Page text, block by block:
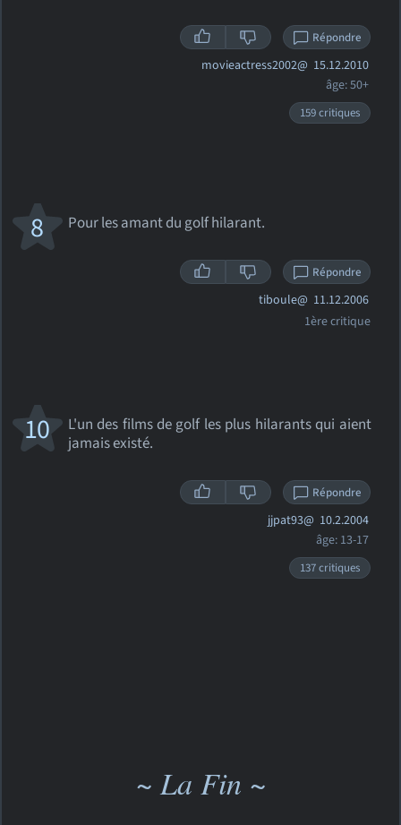
Répondre
movieactress2002@ 15.12.2010
âge: 50+
159 critiques
Pour les amant du golf hilarant.
8
Répondre
tiboule@ 11.12.2006
1ère critique
L'un des films de golf les plus hilarants qui aient
jamais existé.
10
Répondre
jjpat93@ 10.2.2004
âge: 13-17
137 critiques
~ La Fin ~